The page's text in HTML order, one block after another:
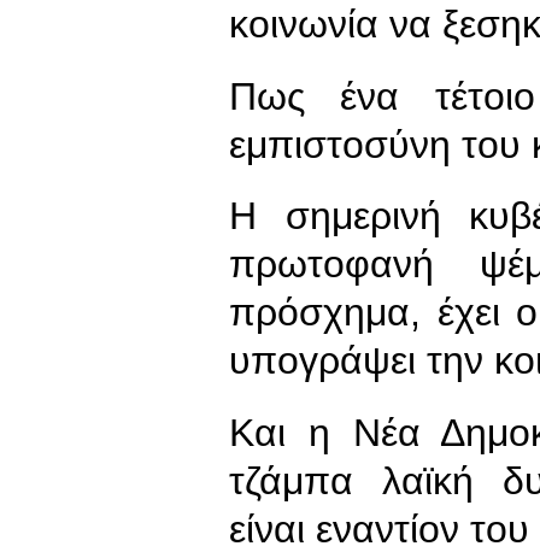
κοινωνία να
Πως ένα
εμπιστοσύνη του
Η σημερινή
πρωτοφανή
πρόσχημα, έχει
υπογράψει την
Και η Νέα
τζάμπα λαϊκή
είναι εναντίον